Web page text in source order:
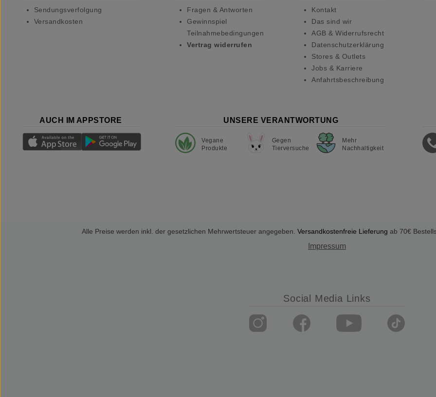
Sendungsverfolgung
Versandkosten
Fragen & Antworten
Gewinnspiel
Teilnahmebedingungen
Vertrag widerrufen
Kontakt
Das sind wir
AGB & Widerrufsrecht
Datenschutzerklärung
Stores & Outlets
Jobs & Karriere
Anfahrtsbeschreibung
AUCH IM APPSTORE UNSERE VERANTWORTUNG
Vegane
Produkte
Gegen
Tierversuche
Mehr
Nachhaltigkeit
Alle Preise werden inkl. der gesetzlichen Mehrwertsteuer angegeben. Versandkostenfreie Lieferung ab 70€
Impressum
Social Media Links